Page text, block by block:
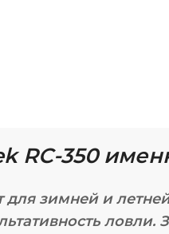
RC-350
зимней и
ловли.